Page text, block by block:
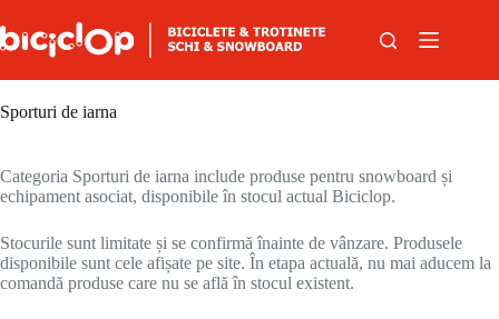
Sporturi de iarna
Categoria Sporturi de iarna include produse pentru snowboard și
echipament asociat, disponibile în stocul actual Biciclop.
Stocurile sunt limitate și se confirmă înainte de vânzare. Produsele
disponibile sunt cele afișate pe site. În etapa actuală, nu mai aducem la
comandă produse care nu se află în stocul existent.